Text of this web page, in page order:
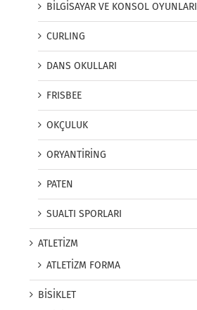
BİLGİSAYAR VE KONSOL OYUNLARI
CURLING
DANS OKULLARI
FRISBEE
OKÇULUK
ORYANTİRİNG
PATEN
SUALTI SPORLARI
ATLETİZM
ATLETİZM FORMA
BİSİKLET